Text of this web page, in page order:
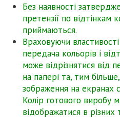
Без наявності
претензії по відтінкам
приймаються.
Враховуючи
передача кольорів і
може відрізнятися від
на папері та, тим
зображення на екранах
Колір готового виробу
відображатися в різних